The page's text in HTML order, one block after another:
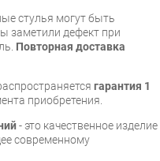
стулья могут быть
заметили дефект при
Повторная доставка
гарантия 1
приобретения.
- это качественное изделие
современному